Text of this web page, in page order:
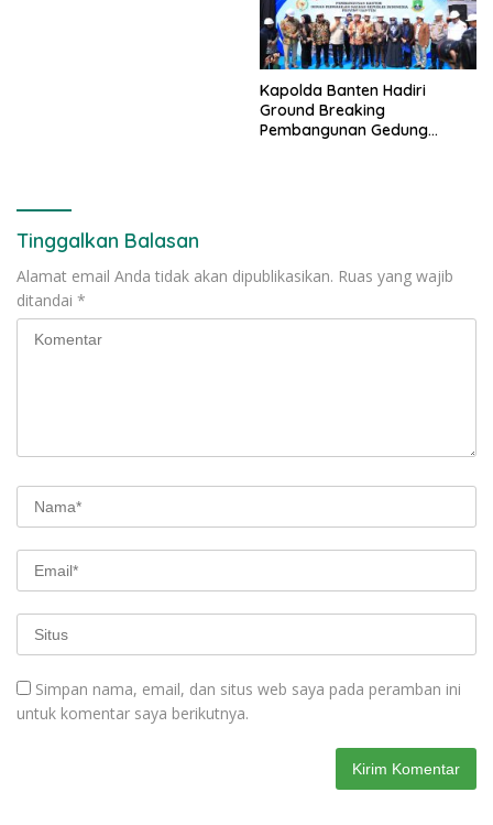
Kapolda Banten Hadiri
Ground Breaking
Pembangunan Gedung
Tinggalkan Balasan
Alamat email Anda tidak akan dipublikasikan. Ruas yang wajib
ditandai *
Simpan nama, email, dan situs web saya pada peramban ini
untuk komentar saya berikutnya.